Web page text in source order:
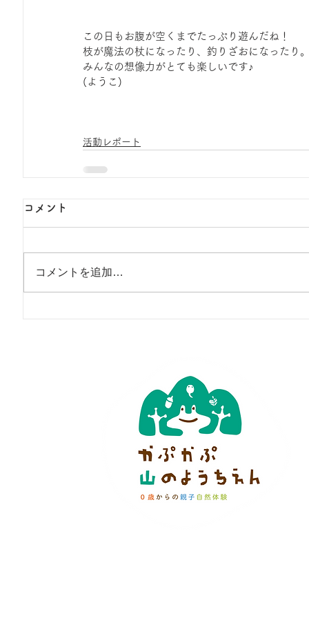
この日もお腹が空くまでたっぷり遊んだね！
枝が魔法の杖になったり、釣りざおになったり
みんなの想像力がとても楽しいです♪
(ようこ)
活動レポート
コメント
コメントを追加…